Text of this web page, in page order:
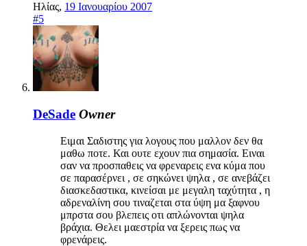
Ηλίας, 19 Ιανουαρίου 2007
#5
DeSade Owner
Ειμαι Σαδιστης για λογους που μαλλον δεν θα
μαθω ποτε. Και ουτε εχουν πια σημασία. Ειναι
σαν να προσπαθεις να φρεναρεις ενα κύμα που
σε παρασέρνει , σε σηκώνει ψηλα , σε ανεβάζει
διασκεδαστικα, κινείσαι με μεγαλη ταχύτητα , η
αδρεναλίνη σου τιναζεται στα ύψη μα ξαφνου
μπρστα σου βλεπεις οτι απλώνονται ψηλα
βράχια. Θελει μαεστρία να ξερεις πως να
φρενάρεις.